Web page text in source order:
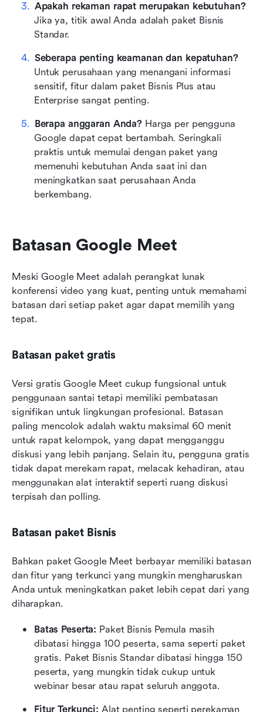
Apakah rekaman rapat merupakan kebutuhan?
Jika ya, titik awal Anda adalah paket Bisnis
Standar.
Seberapa penting keamanan dan kepatuhan?
Untuk perusahaan yang menangani informasi
sensitif, fitur dalam paket Bisnis Plus atau
Enterprise sangat penting.
Berapa anggaran Anda? Harga per pengguna
Google dapat cepat bertambah. Seringkali
praktis untuk memulai dengan paket yang
memenuhi kebutuhan Anda saat ini dan
meningkatkan saat perusahaan Anda
berkembang.
Batasan Google Meet
Meski Google Meet adalah perangkat lunak
konferensi video yang kuat, penting untuk memahami
batasan dari setiap paket agar dapat memilih yang
tepat.
Batasan paket gratis
Versi gratis Google Meet cukup fungsional untuk
penggunaan santai tetapi memiliki pembatasan
signifikan untuk lingkungan profesional. Batasan
paling mencolok adalah waktu maksimal 60 menit
untuk rapat kelompok, yang dapat mengganggu
diskusi yang lebih panjang. Selain itu, pengguna gratis
tidak dapat merekam rapat, melacak kehadiran, atau
menggunakan alat interaktif seperti ruang diskusi
terpisah dan polling.
Batasan paket Bisnis
Bahkan paket Google Meet berbayar memiliki batasan
dan fitur yang terkunci yang mungkin mengharuskan
Anda untuk meningkatkan paket lebih cepat dari yang
diharapkan.
Batas Peserta: Paket Bisnis Pemula masih
dibatasi hingga 100 peserta, sama seperti paket
gratis. Paket Bisnis Standar dibatasi hingga 150
peserta, yang mungkin tidak cukup untuk
webinar besar atau rapat seluruh anggota.
Fitur Terkunci: Alat penting seperti perekaman